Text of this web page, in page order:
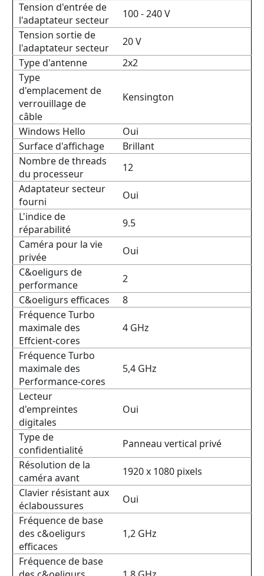
Tension d'entrée de
l'adaptateur secteur
100 - 240 V
Tension sortie de
l'adaptateur secteur
20 V
Type d'antenne
2x2
Type
d'emplacement de
verrouillage de
câble
Kensington
Windows Hello
Oui
Surface d'affichage
Brillant
Nombre de threads
du processeur
12
Adaptateur secteur
fourni
Oui
L'indice de
réparabilité
9.5
Caméra pour la vie
privée
Oui
C&oeligurs de
performance
2
C&oeligurs efficaces
8
Fréquence Turbo
maximale des
Effcient-cores
4 GHz
Fréquence Turbo
maximale des
Performance-cores
5,4 GHz
Lecteur
d'empreintes
digitales
Oui
Type de
confidentialité
Panneau vertical privé
Résolution de la
caméra avant
1920 x 1080 pixels
Clavier résistant aux
éclaboussures
Oui
Fréquence de base
des c&oeligurs
efficaces
1,2 GHz
Fréquence de base